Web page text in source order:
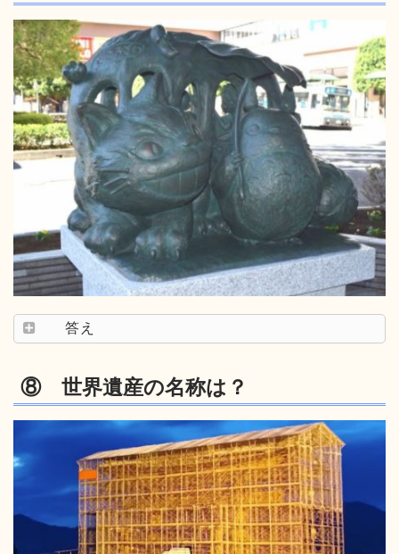
答え
⑧ 世界遺産の名称は？